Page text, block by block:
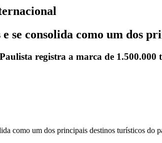
se consolida como um dos
registra a marca de